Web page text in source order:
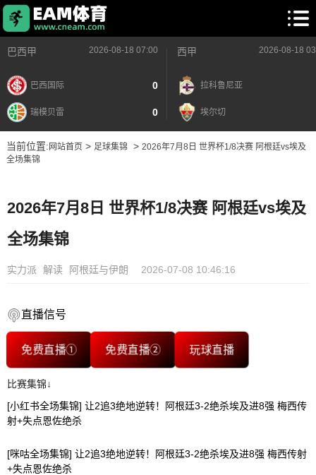
巴西甲 2026-08-18 07:00
巴西国际 0
瑞模贝雷 0
西甲 2026-08-18
拉科鲁尼亚
埃尔切
当前位置: 网站首页> 足球集锦> 2026年7月8日 世界杯1/8决赛 阿根廷vs埃及
全场集锦
2026年7月8日 世界杯1/8决赛 阿根廷vs埃及
全场集锦
实力派 解读 阿根廷与伊朗 2026-07-08 10:46:16
直播信号
免费直播① 免费直播② 玩球直播
比赛集锦↓
[小红书全场集锦] 让2追3绝地逆转！阿根廷3-2绝杀埃及进8强 梅西传
射+失点恩佐绝杀
[咪咕全场集锦] 让2追3绝地逆转！阿根廷3-2绝杀埃及进8强 梅西传射
+失点恩佐绝杀